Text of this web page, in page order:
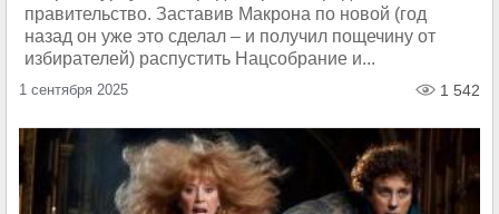
правительство. Заставив Макрона по новой (год
назад он уже это сделал – и получил пощечину от
избирателей) распустить Нацсобрание и...
1 сентября 2025 1 542